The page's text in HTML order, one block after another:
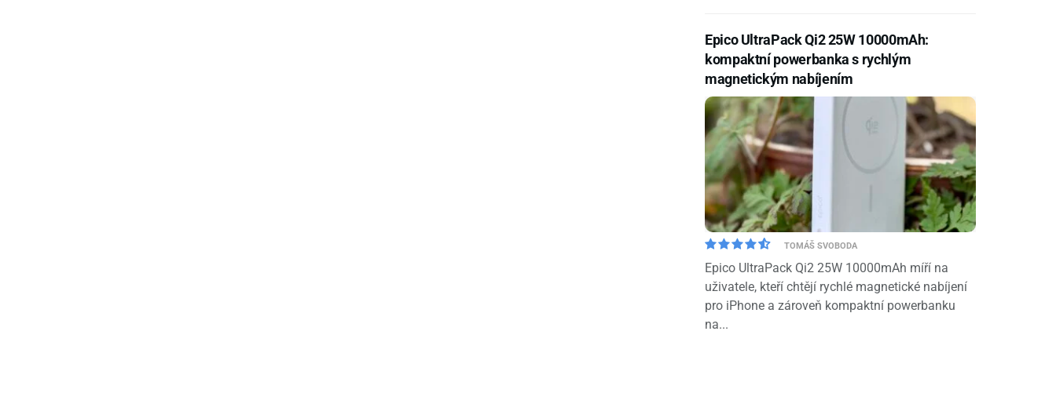
Epico UltraPack Qi2 25W 10000mAh:
kompaktní powerbanka s rychlým
magnetickým nabíjením
TOMÁŠ SVOBODA
Epico UltraPack Qi2 25W 10000mAh míří na
uživatele, kteří chtějí rychlé magnetické nabíjení
pro iPhone a zároveň kompaktní powerbanku
na...